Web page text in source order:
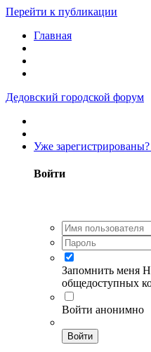
Перейти к публикации
Главная
Дедовский городской форум
Уже
Войти
Запомнить меня
общедоступных
Войти анонимно
Войти